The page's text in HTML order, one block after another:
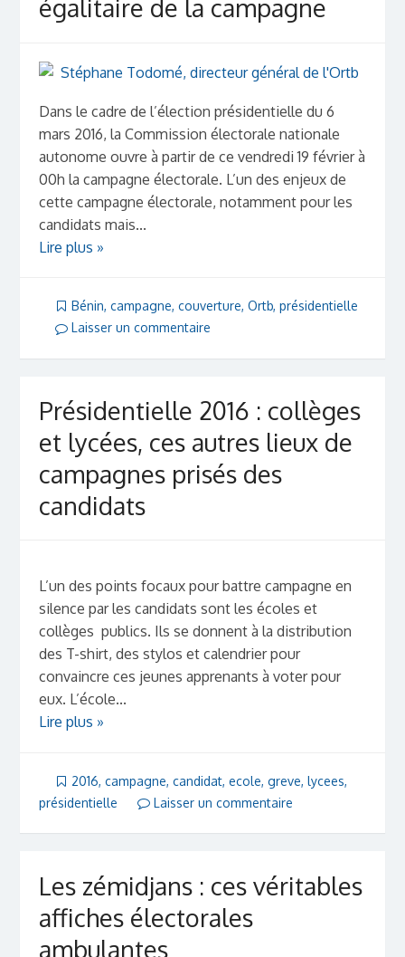
égalitaire de la campagne
Dans le cadre de l’élection présidentielle du 6
mars 2016, la Commission électorale nationale
autonome ouvre à partir de ce vendredi 19 février à
00h la campagne électorale. L’un des enjeux de
cette campagne électorale, notamment pour les
candidats mais...
Lire plus »
Bénin, campagne, couverture, Ortb, présidentielle
Laisser un commentaire
Présidentielle 2016 : collèges
et lycées, ces autres lieux de
campagnes prisés des
candidats
L’un des points focaux pour battre campagne en
silence par les candidats sont les écoles et
collèges publics. Ils se donnent à la distribution
des T-shirt, des stylos et calendrier pour
convaincre ces jeunes apprenants à voter pour
eux. L’école...
Lire plus »
2016, campagne, candidat, ecole, greve, lycees,
présidentielle
Laisser un commentaire
Les zémidjans : ces véritables
affiches électorales
ambulantes